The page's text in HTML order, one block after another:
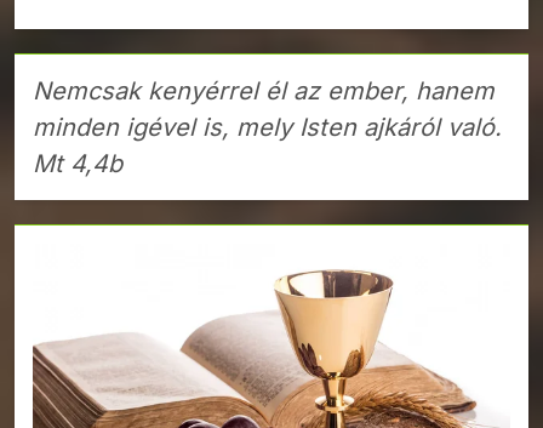
Nemcsak kenyérrel él az ember, hanem
minden igével is, mely Isten ajkáról való.
Mt 4,4b